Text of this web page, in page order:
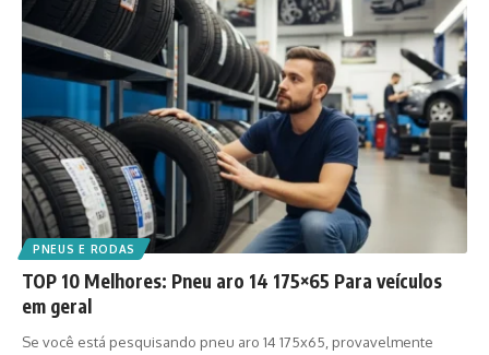
PNEUS E RODAS
TOP 10 Melhores: Pneu aro 14 175×65 Para veículos
em geral
Se você está pesquisando pneu aro 14 175x65, provavelmente